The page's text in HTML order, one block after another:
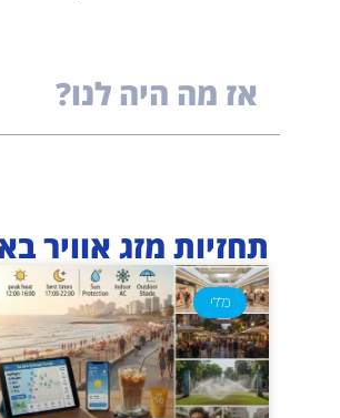
אז מה היה לנו?
תחזיות מזג אוויר
כללי